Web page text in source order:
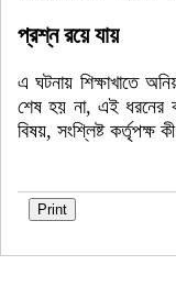
প্রশ্ন রয়ে যায়
এ ঘটনায় শিক্ষাখাতে
শেষ হয় না, এই ধরনের
বিষয়, সংশ্লিষ্ট কর্তৃপক্ষ